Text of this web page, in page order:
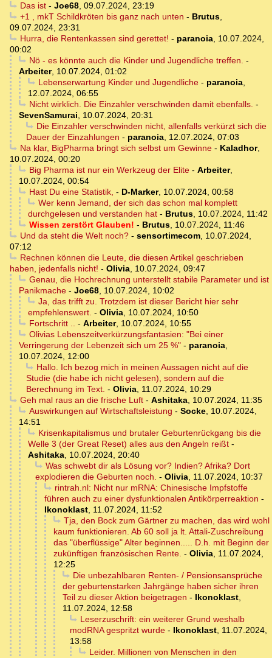
Das ist- Joe68, 09.07.2024, 23:19
+1 , mkT Schildkröten bis ganz nach unten - Brutus,
09.07.2024, 23:31
Hurra, die Rentenkassen sind gerettet! - paranoia, 10.07.2024,
00:02
Nö - es könnte auch die Kinder und Jugendliche treffen. -
Arbeiter, 10.07.2024, 01:02
Lebenserwartung Kinder und Jugendliche- paranoia,
12.07.2024, 06:55
Nicht wirklich. Die Einzahler verschwinden damit ebenfalls. -
SevenSamurai, 10.07.2024, 20:31
Die Einzahler verschwinden nicht, allenfalls verkürzt sich die
Dauer der Einzahlungen - paranoia, 12.07.2024, 07:03
Na klar, BigPharma bringt sich selbst um Gewinne- Kaladhor,
10.07.2024, 00:20
Big Pharma ist nur ein Werkzeug der Elite- Arbeiter,
10.07.2024, 00:54
Hast Du eine Statistik, - D-Marker, 10.07.2024, 00:58
Wer kenn Jemand, der sich das schon mal komplett
durchgelesen und verstanden hat - Brutus, 10.07.2024, 11:42
Wissen zerstört Glauben! - Brutus, 10.07.2024, 11:46
Und da steht die Welt noch?- sensortimecom, 10.07.2024,
07:12
Rechnen können die Leute, die diesen Artikel geschrieben
haben, jedenfalls nicht! - Olivia, 10.07.2024, 09:47
Genau, die Hochrechnung unterstellt stabile Parameter und ist
Panikmache - Joe68, 10.07.2024, 10:02
Ja, das trifft zu. Trotzdem ist dieser Bericht hier sehr
empfehlenswert. - Olivia, 10.07.2024, 10:50
Fortschritt .. - Arbeiter, 10.07.2024, 10:55
Olivias Lebenszeitverkürzungsfantasien: "Bei einer
Verringerung der Lebenzeit sich um 25 %" - paranoia,
10.07.2024, 12:00
Hallo. Ich bezog mich in meinen Aussagen nicht auf die
Studie (die habe ich nicht gelesen), sondern auf die
Berechnung im Text. - Olivia, 11.07.2024, 10:29
Geh mal raus an die frische Luft- Ashitaka, 10.07.2024, 11:35
Auswirkungen auf Wirtschaftsleistung - Socke, 10.07.2024,
14:51
Krisenkapitalismus und brutaler Geburtenrückgang bis die
Welle 3 (der Great Reset) alles aus den Angeln reißt -
Ashitaka, 10.07.2024, 20:40
Was schwebt dir als Lösung vor? Indien? Afrika? Dort
explodieren die Geburten noch. - Olivia, 11.07.2024, 10:37
rintrah.nl: Nicht nur mRNA: Chinesische Impfstoffe
führen auch zu einer dysfunktionalen Antikörperreaktion -
Ikonoklast, 11.07.2024, 11:52
Tja, den Bock zum Gärtner zu machen, das wird wohl
kaum funktionieren. Ab 60 soll ja lt. Attali-Zuschreibung
das "überflüssige" Alter beginnen..... D.h. mit Beginn der
zukünftigen französischen Rente. - Olivia, 11.07.2024,
12:25
Die unbezahlbaren Renten- / Pensionsansprüche
der geburtenstarken Jahrgänge haben sicher ihren
Teil zu dieser Aktion beigetragen - Ikonoklast,
11.07.2024, 12:58
Leserzuschrift: ein weiterer Grund weshalb
modRNA gespritzt wurde - Ikonoklast, 11.07.2024,
13:58
Leider. Millionen von Menschen in den